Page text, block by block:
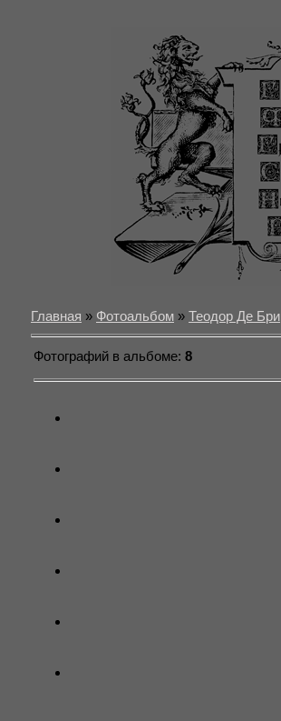
Главная » Фотоальбом » Теодор Де Бри
Фотографий в альбоме: 8